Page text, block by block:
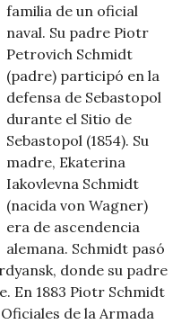
familia de un oficial
naval. Su padre Piotr
Petrovich Schmidt
(padre) participó en la
defensa de Sebastopol
durante el Sitio de
Sebastopol (1854). Su
madre, Ekaterina
Iakovlevna Schmidt
(nacida von Wagner)
era de ascendencia
alemana. Schmidt pasó
donde su padre
En 1883 Piotr Schmidt
de la Armada